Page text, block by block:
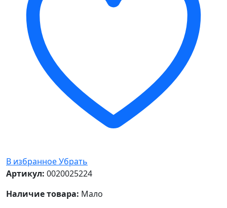
В избранноеУбрать
Артикул: 0020025224
Наличие товара: Мало